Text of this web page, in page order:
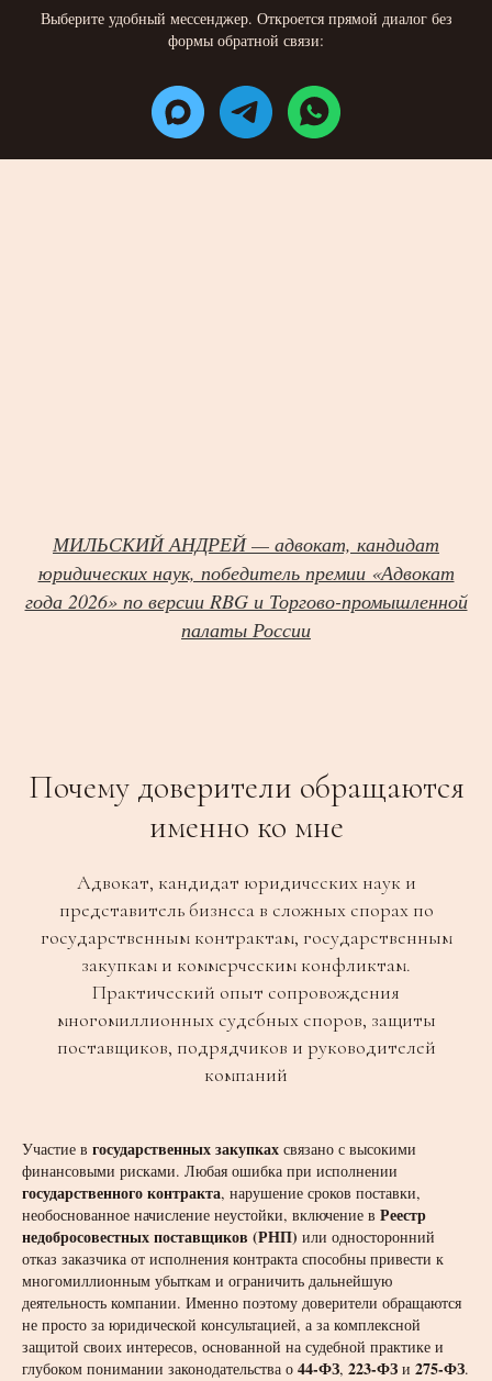
Выберите удобный мессенджер. Откроется прямой диалог без
формы обратной связи:
МИЛЬСКИЙ АНДРЕЙ — адвокат, кандидат
юридических наук, победитель премии «Адвокат
года 2026» по версии RBG и Торгово-промышленной
палаты России
Почему доверители обращаются
именно ко мне
Адвокат, кандидат юридических наук и
представитель бизнеса в сложных спорах по
государственным контрактам, государственным
закупкам и коммерческим конфликтам.
Практический опыт сопровождения
многомиллионных судебных споров, защиты
поставщиков, подрядчиков и руководителей
компаний
Участие в государственных закупках связано с высокими
финансовыми рисками. Любая ошибка при исполнении
государственного контракта, нарушение сроков поставки,
необоснованное начисление неустойки, включение в Реестр
недобросовестных поставщиков (РНП) или односторонний
отказ заказчика от исполнения контракта способны привести к
многомиллионным убыткам и ограничить дальнейшую
деятельность компании. Именно поэтому доверители обращаются
не просто за юридической консультацией, а за комплексной
защитой своих интересов, основанной на судебной практике и
глубоком понимании законодательства о 44-ФЗ, 223-ФЗ и 275-ФЗ.